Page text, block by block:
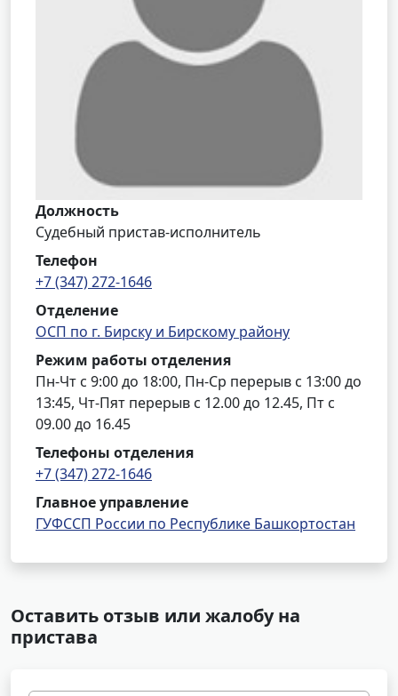
Должность
Судебный пристав-исполнитель
Телефон
+7 (347) 272-1646
Отделение
ОСП по г. Бирску и Бирскому району
Режим работы отделения
Пн-Чт с 9:00 до 18:00, Пн-Ср перерыв с 13:00 до
13:45, Чт-Пят перерыв с 12.00 до 12.45, Пт с
09.00 до 16.45
Телефоны отделения
+7 (347) 272-1646
Главное управление
ГУФССП России по Республике Башкортостан
Оставить отзыв или жалобу на
пристава